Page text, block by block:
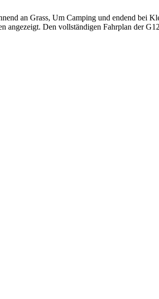
an Grass, Um Camping und endend bei
angezeigt. Den vollständigen Fahrplan der